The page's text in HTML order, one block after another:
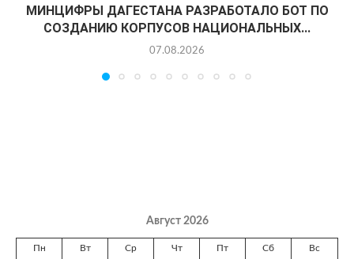
МИНЦИФРЫ ДАГЕСТАНА РАЗРАБОТАЛО БОТ ПО
СОЗДАНИЮ КОРПУСОВ НАЦИОНАЛЬНЫХ...
07.08.2026
Август 2026
Пн Вт Ср Чт Пт Сб Вс